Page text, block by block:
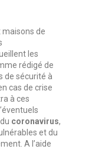
maisons de
les
rédigé de
de sécurité à
cas de crise
à ces
coronavirus,
et du
A l’aide